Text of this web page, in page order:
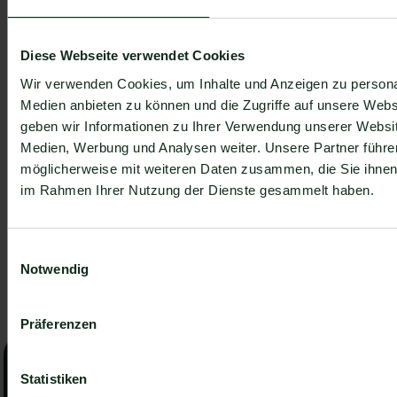
Diese Webseite verwendet Cookies
Wir verwenden Cookies, um Inhalte und Anzeigen zu
Medien anbieten zu können und die Zugriffe auf unsere
geben wir Informationen zu Ihrer Verwendung unserer
Medien, Werbung und Analysen weiter. Unsere Partner
möglicherweise mit weiteren Daten zusammen, die Sie
im Rahmen Ihrer Nutzung der Dienste gesammelt haben.
Notwendig
Präferenzen
Statistiken
Kurzanleitungsind automatische Antworten
WhatsApp 3 Lesezeit
Grüner Haken in WhatsApp – So bekommen
Unternehmen die Verifizierung [Oktober 2025]
WhatsApp hat eine neue Funktion eingeführt:
Unternehmen können Ihr Konto verifizieren lassen und
Kaufinteressenten Ihres Unternehmens und steigert
grünen Haken in WhatsApp Business von Ihren
Beitrag zeigen wir es Ihnen!
Henri Hoepfner
Jetzt unverbindliche